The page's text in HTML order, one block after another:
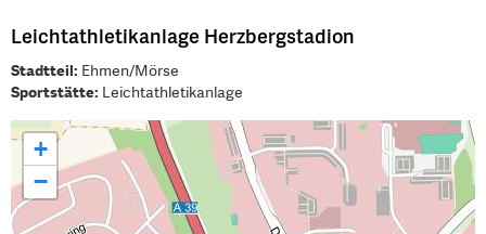
Leichtathletikanlage Herzbergstadion
Stadtteil: Ehmen/Mörse
Sportstätte: Leichtathletikanlage
+
−